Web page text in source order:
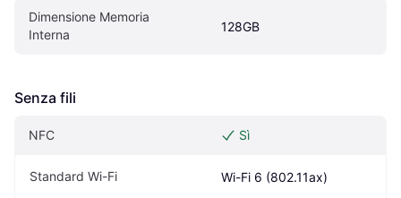
Dimensione Memoria
Interna
128GB
Senza fili
NFC Sì
Standard Wi-Fi Wi-Fi 6 (802.11ax)